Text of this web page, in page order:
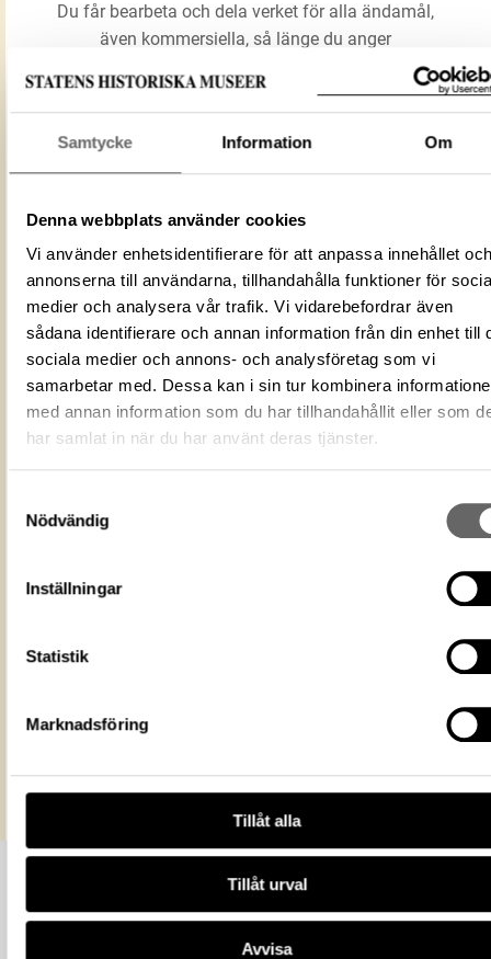
Samtycke Information Om
Denna webbplats använder cookies
Vi använder enhetsidentifierare för att anpassa innehållet och
annonserna till användarna, tillhandahålla funktioner för
medier och analysera vår trafik. Vi vidarebefordrar även
sådana identifierare och annan information från din enhet till
sociala medier och annons- och analysföretag som vi
samarbetar med. Dessa kan i sin tur kombinera
med annan information som du har tillhandahållit eller som
har samlat in när du har använt deras tjänster.
Nödvändig
Inställningar
Statistik
Marknadsföring
Tillåt alla
Tillåt urval
Avvisa
Förmålsbenämning
Föremålsnummer
12347_LRK
image/jpeg
ID‑nummer
C09A1F2D-1D13-46CC-8BED-
6F95695C6AC0
Alternativt ID
DOK 01923
Statens historiska museer
Fotodatum
licensgivare. CC BY 4.0
https://samlingar.shm.se/media/
All textinformation (metadata) på denna sida är fri att använda
licensen CC0.
Du får bearbeta och dela verket för alla ändamål,
även kommersiella, så länge du anger
LADDA NER MEDIA